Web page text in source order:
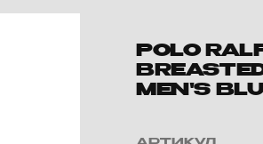
POLO
MEN'S